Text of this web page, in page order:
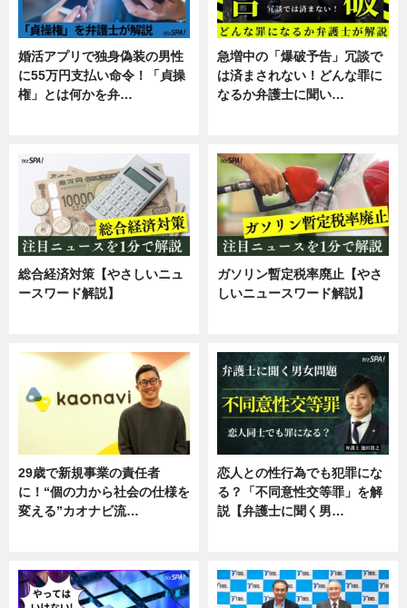
婚活アプリで独身偽装の男性
に55万円支払い命令！「貞操
権」とは何かを弁…
急増中の「爆破予告」冗談で
は済まされない！どんな罪に
なるか弁護士に聞い…
総合経済対策【やさしいニュ
ースワード解説】
ガソリン暫定税率廃止【やさ
しいニュースワード解説】
29歳で新規事業の責任者
に！“個の力から社会の仕様を
変える”カオナビ流…
恋人との性行為でも犯罪にな
る？「不同意性交等罪」を解
説【弁護士に聞く男…